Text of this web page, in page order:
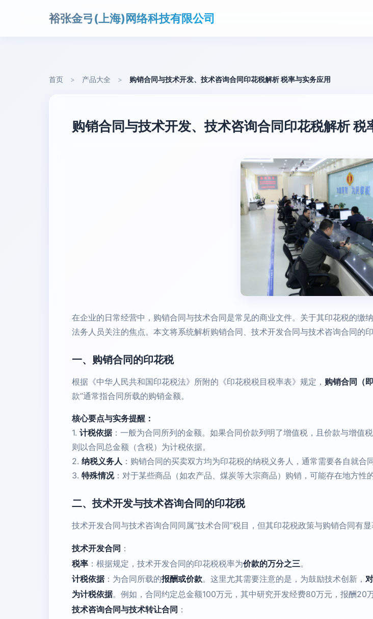
裕张金弓(上海)网络科技有限公司
首页 > 产品大全 > 购销合同与技术开发、技术咨询合同印花税解析 税率与实务应用
购销合同与技术开发、技术咨询合同印花税解析 税
在企业的日常经营中，购销合同与技术合同是常见的商业文件。关于其印花税的缴
法务人员关注的焦点。本文将系统解析购销合同、技术开发合同与技术咨询合同的
一、购销合同的印花税
根据《中华人民共和国印花税法》所附的《印花税税目税率表》规定， 购销合同（
款”通常指合同所载的购销金额。
核心要点与实务提醒：
1. 计税依据：一般为合同所列的金额。如果合同价款列明了增值税，且价款与增值
则以合同总金额（含税）为计税依据。
2. 纳税义务人 ：购销合同的买卖双方均为印花税的纳税义务人，通常需要各自就合
3. 特殊情况：对于某些商品（如农产品、煤炭等大宗商品）购销，可能存在地方性
二、技术开发与技术咨询合同的印花税
技术开发合同与技术咨询合同同属“技术合同”税目，但其印花税政策与购销合同有显
技术开发合同 ：
税率 ：根据规定，技术开发合同的印花税税率为价款的万分之三。
计税依据：为合同所载的报酬或价款。这里尤其需要注意的是，为鼓励技术创新，
为计税依据。例如，合同约定总金额100万元，其中研究开发经费80万元，报酬20
技术咨询合同与技术转让合同 ：